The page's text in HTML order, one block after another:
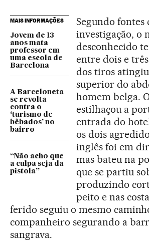
MAIS INFORMAÇÕES
Jovem de 13
anos mata
professor em
uma escola de
Barcelona
A Barceloneta
se revolta
contra o
‘turismo de
bêbados’ no
bairro
“Não acho que
a culpa seja da
pistola”
Segundo fontes
investigação, o
desconhecido
entre dois e
dos tiros
superior do
homem belga.
estilhaçou a
entrada do
os dois
inglês foi em
mas bateu na
que se partiu
produzindo
peito e nas
ferido seguiu o mesmo
companheiro segurando a
sangrava.